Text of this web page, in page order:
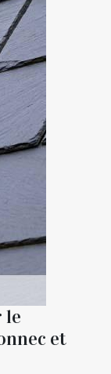
le
et